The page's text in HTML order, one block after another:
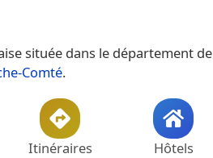
située dans le département de
Comté.
Itinéraires Hôtels